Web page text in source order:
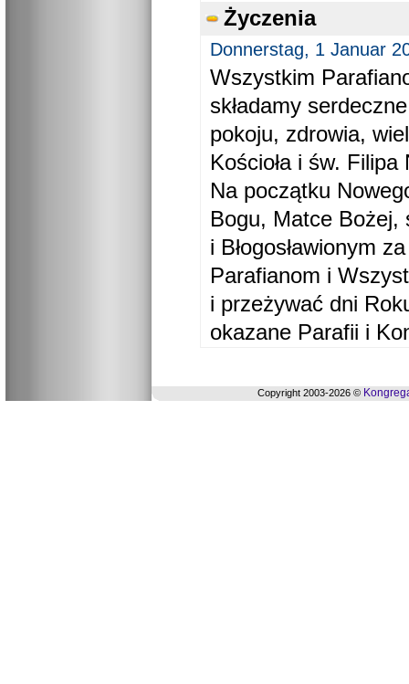
Życzenia
Donnerstag, 1 Januar
Wszystkim
składamy
pokoju, zdrowia,
Kościoła i św. Filipa
Na początku
Bogu, Matce Bożej,
i Błogosławionym
Parafianom i
i przeżywać dni
okazane Parafii i
Copyright 2003-2026 ©